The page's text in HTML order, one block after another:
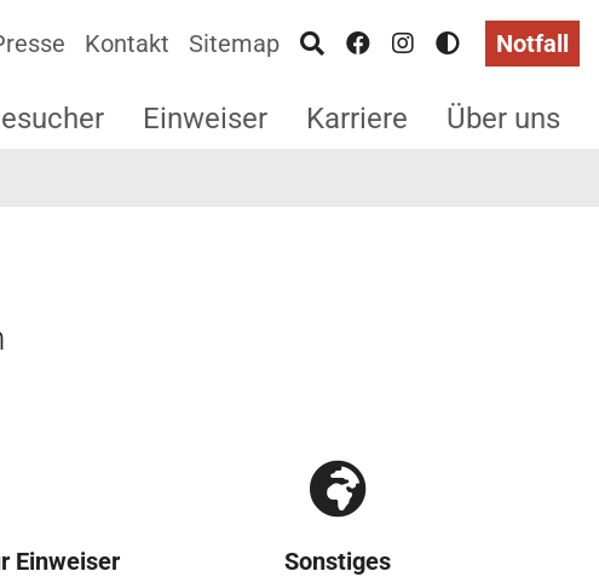
Kontakt Sitemap Notfall
Einweiser Karriere Über uns
Einweiser Sonstiges